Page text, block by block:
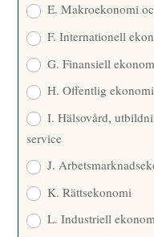
E. Makroekonomi
F. Internationell
G. Finansiell
H. Offentlig ekonomi
I. Hälsovård,
service
J.
K. Rättsekonomi
L. Industriell